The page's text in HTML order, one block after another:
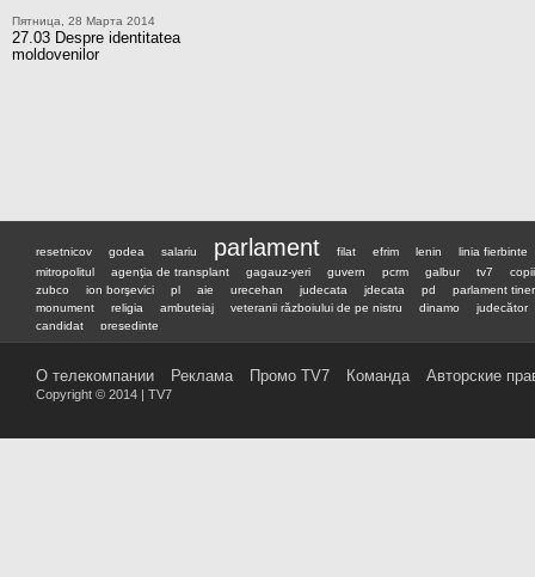
Пятница, 28 Марта 2014
27.03 Despre identitatea
moldovenilor
resetnicov godea salariu parlament filat efrim lenin
linia fierbinte
mitropolitul
agenţia de transplant gagauz-yeri guvern pcrm galbur tv7
copii
zubco
ion borşevici pl aie urecehan judecata jdecata pd
parlament
monument
religia ambuteiaj veteranii războiului de pe nistru dinamo
judecător
candidat
preşedinte
О телекомпании Реклама Промо TV7 Команда Авторские
Copyright © 2014 | TV7